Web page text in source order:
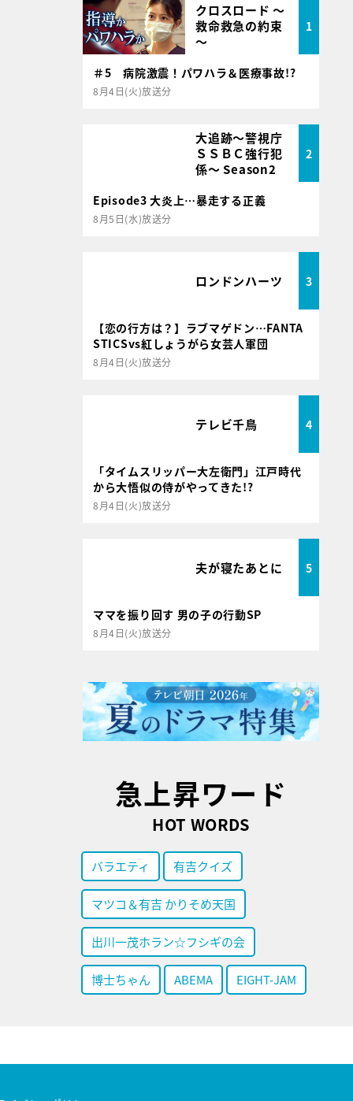
クロスロード ～
救命救急の約束
～
1
＃5 病院激震！パワハラ＆医療事故!?
8月4日(火)放送分
大追跡～警視庁
ＳＳＢＣ強行犯
係～ Season2
2
Episode3 大炎上…暴走する正義
8月5日(水)放送分
ロンドンハーツ 3
【恋の行方は？】ラブマゲドン…FANTA
STICSvs紅しょうがら女芸人軍団
8月4日(火)放送分
テレビ千鳥 4
「タイムスリッパー大左衛門」江戸時代
から大悟似の侍がやってきた!?
8月4日(火)放送分
夫が寝たあとに 5
ママを振り回す 男の子の行動SP
8月4日(火)放送分
急上昇ワード
HOT WORDS
バラエティ 有吉クイズ
マツコ＆有吉 かりそめ天国
出川一茂ホラン☆フシギの会
博士ちゃん ABEMA EIGHT-JAM